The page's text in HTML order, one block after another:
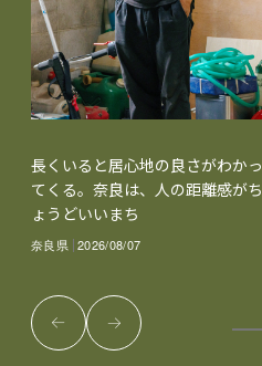
長くいると居心地の良さがわかっ
てくる。奈良は、人の距離感がち
ょうどいいまち
奈良県 2026/08/07